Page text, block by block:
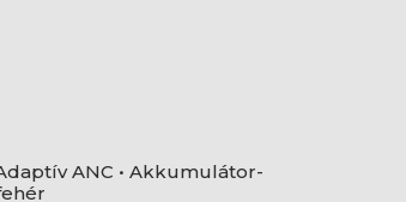
ANC • Akkumulátor-